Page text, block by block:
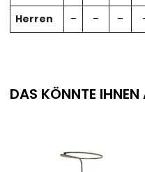
Herren
– – –
DAS KÖNNTE